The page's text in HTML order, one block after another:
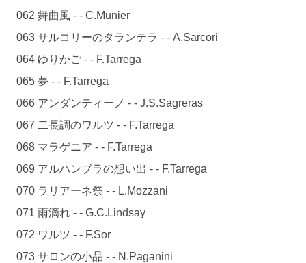
062 舞曲風 - - C.Munier
063 サルコリーのタランテラ - - A.Sarcori
064 ゆりかご - - F.Tarrega
065 夢 - - F.Tarrega
066 アンダンティーノ - - J.S.Sagreras
067 二長調のワルツ - - F.Tarrega
068 マラゲニア - - F.Tarrega
069 アルハンブラの想い出 - - F.Tarrega
070 ラリアーネ祭 - - L.Mozzani
071 雨滴れ - - G.C.Lindsay
072 ワルツ - - F.Sor
073 サロンの小品 - - N.Paganini